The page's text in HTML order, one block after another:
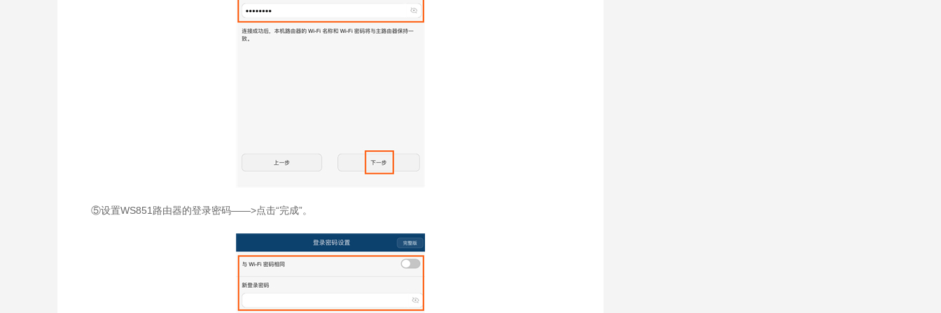
⑤设置WS851路由器的登录密码——>点击“完成”。